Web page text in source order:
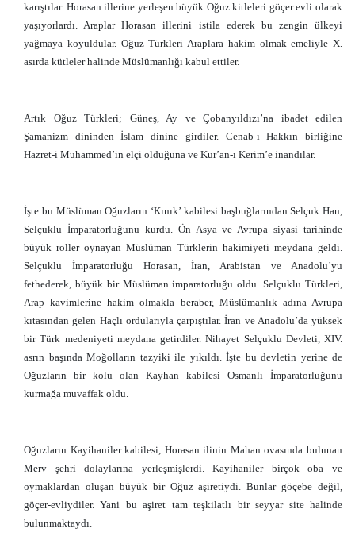
karıştılar. Horasan illerine yerleşen büyük Oğuz kitleleri göçer evli olarak
yaşıyorlardı. Araplar Horasan illerini istila ederek bu zengin ülkeyi
yağmaya koyuldular. Oğuz Türkleri Araplara hakim olmak emeliyle X.
asırda kütleler halinde Müslümanlığı kabul ettiler.
Artık Oğuz Türkleri; Güneş, Ay ve Çobanyıldızı’na ibadet edilen
Şamanizm dininden İslam dinine girdiler. Cenab-ı Hakkın birliğine
Hazret-i Muhammed’in elçi olduğuna ve Kur’an-ı Kerim’e inandılar.
İşte bu Müslüman Oğuzların ‘Kınık’ kabilesi başbuğlarından Selçuk Han,
Selçuklu İmparatorluğunu kurdu. Ön Asya ve Avrupa siyasi tarihinde
büyük roller oynayan Müslüman Türklerin hakimiyeti meydana geldi.
Selçuklu İmparatorluğu Horasan, İran, Arabistan ve Anadolu’yu
fethederek, büyük bir Müslüman imparatorluğu oldu. Selçuklu Türkleri,
Arap kavimlerine hakim olmakla beraber, Müslümanlık adına Avrupa
kıtasından gelen Haçlı ordularıyla çarpıştılar. İran ve Anadolu’da yüksek
bir Türk medeniyeti meydana getirdiler. Nihayet Selçuklu Devleti, XIV.
asrın başında Moğolların tazyiki ile yıkıldı. İşte bu devletin yerine de
Oğuzların bir kolu olan Kayhan kabilesi Osmanlı İmparatorluğunu
kurmağa muvaffak oldu.
Oğuzların Kayihaniler kabilesi, Horasan ilinin Mahan ovasında bulunan
Merv şehri dolaylarına yerleşmişlerdi. Kayihaniler birçok oba ve
oymaklardan oluşan büyük bir Oğuz aşiretiydi. Bunlar göçebe değil,
göçer-evliydiler. Yani bu aşiret tam teşkilatlı bir seyyar site halinde
bulunmaktaydı.